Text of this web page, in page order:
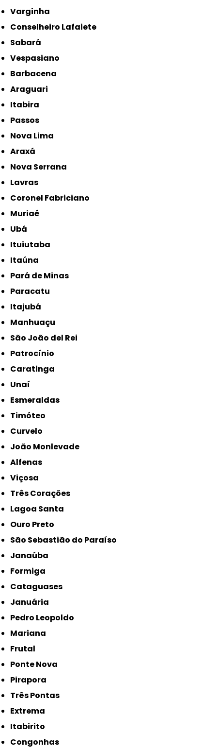
Varginha
Conselheiro Lafaiete
Sabará
Vespasiano
Barbacena
Araguari
Itabira
Passos
Nova Lima
Araxá
Nova Serrana
Lavras
Coronel Fabriciano
Muriaé
Ubá
Ituiutaba
Itaúna
Pará de Minas
Paracatu
Itajubá
Manhuaçu
São João del Rei
Patrocínio
Caratinga
Unaí
Esmeraldas
Timóteo
Curvelo
João Monlevade
Alfenas
Viçosa
Três Corações
Lagoa Santa
Ouro Preto
São Sebastião do Paraíso
Janaúba
Formiga
Cataguases
Januária
Pedro Leopoldo
Mariana
Frutal
Ponte Nova
Pirapora
Três Pontas
Extrema
Itabirito
Congonhas